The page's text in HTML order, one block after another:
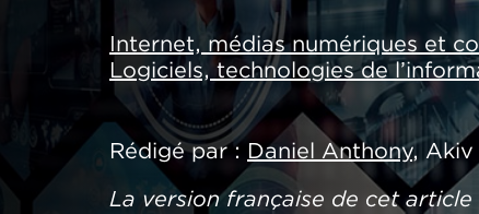
Internet, médias numériques et
Logiciels, technologies de
Rédigé par Daniel Anthony, Akiv
La version française de cet